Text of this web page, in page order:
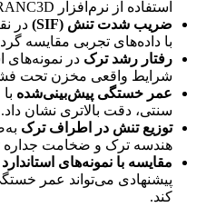
استفاده از نرم‌افزار FRANC3D انجام شد.
ضریب شدت تنش (SIF)
در
با داده‌های تجربی مقایسه
رفتار رشد ترک در نمونه‌های
شرایط واقعی مخزن تحت
عمر خستگی پیش‌بینی‌شده
سنتی، دقت بالاتری نشان داد.
توزیع تنش در اطراف ترک
هندسه ترک و ضخامت جداره
مقایسه با نمونه‌های
پیشنهادی می‌تواند عمر
کند.